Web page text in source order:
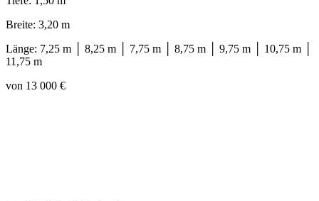
Breite: 3,20 m
Länge: 7,25 m │ 8,25 m │ 7,75 m │ 8,75 m │ 9,75 m │ 10,75 m │
11,75 m
von 13 000 €